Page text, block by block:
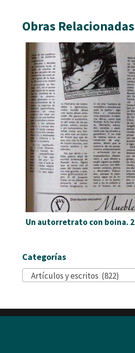
Obras Relacionadas
Un autorretrato con boina. 2
Categorías
Artículos y escritos (822)